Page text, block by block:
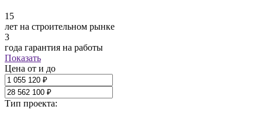
15
лет на строительном рынке
3
года гарантия на работы
Показать
Цена от и до
Тип проекта: